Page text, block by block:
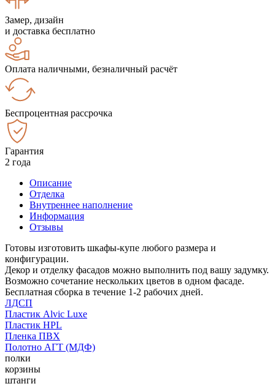
Замер, дизайн
и доставка бесплатно
Оплата наличными, безналичный расчёт
Беспроцентная рассрочка
Гарантия
2 года
Описание
Отделка
Внутреннее наполнение
Информация
Отзывы
Готовы изготовить шкафы-купе любого размера и
конфигурации.
Декор и отделку фасадов можно выполнить под вашу задумку.
Возможно сочетание нескольких цветов в одном фасаде.
Бесплатная сборка в течение 1-2 рабочих дней.
ЛДСП
Пластик Alvic Luxe
Пластик HPL
Пленка ПВХ
Полотно АГТ (МДФ)
полки
корзины
штанги